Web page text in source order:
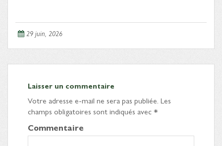
29 juin, 2026
Laisser un commentaire
Votre adresse e-mail ne sera pas publiée. Les
champs obligatoires sont indiqués avec*
Commentaire